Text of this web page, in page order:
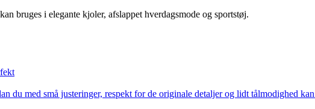
bruges i elegante kjoler, afslappet hverdagsmode og sportstøj.
du med små justeringer, respekt for de originale detaljer og lidt tålmodighed